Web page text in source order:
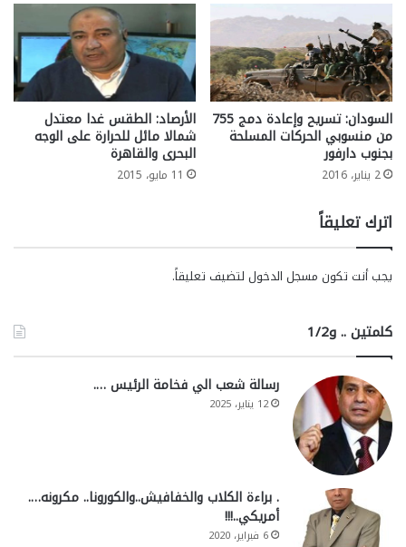
السودان: تسريح وإعادة دمج 755
من منسوبي الحركات المسلحة
بجنوب دارفور
2 يناير، 2016
الأرصاد: الطقس غدا معتدل
شمالا مائل للحرارة على الوجه
البحرى والقاهرة
11 مايو، 2015
اترك تعليقاً
يجب أنت تكون مسجل الدخول لتضيف تعليقاً.
كلمتين .. و1/2
رسالة شعب الي فخامة الرئيس ….
12 يناير، 2025
. براءة الكلاب والخفافيش..والكورونا.. مكرونه….
أمريكي..!!!
6 فبراير، 2020